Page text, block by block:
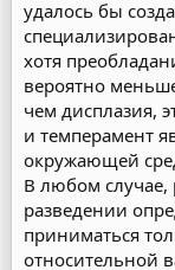
удалось бы
хотя
вероятно
чем дисплазия,
и темперамент
окружающей
В любом случае,
разведении
приниматься
относительной